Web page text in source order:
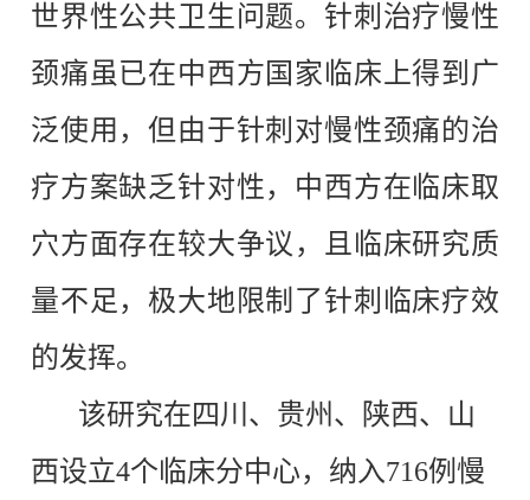
世界性公共卫生问题。针刺治疗慢性
颈痛虽已在中西方国家临床上得到广
泛使用，但由于针刺对慢性颈痛的治
疗方案缺乏针对性，中西方在临床取
穴方面存在较大争议，且临床研究质
量不足，极大地限制了针刺临床疗效
的发挥。
该研究在四川、贵州、陕西、山
西设立4个临床分中心，纳入716例慢